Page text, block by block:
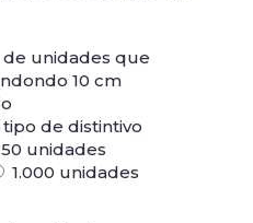
unidades que
10 cm
de distintivo
50 unidades
1.000 unidades